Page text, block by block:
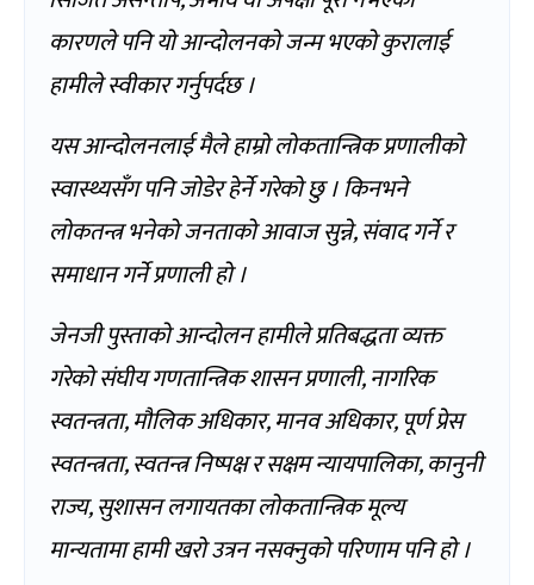
कारणले पनि यो आन्दोलनको जन्म भएको कुरालाई
हामीले स्वीकार गर्नुपर्दछ ।
यस आन्दोलनलाई मैले हाम्रो लोकतान्त्रिक प्रणालीको
स्वास्थ्यसँग पनि जोडेर हेर्ने गरेको छु । किनभने
लोकतन्त्र भनेको जनताको आवाज सुन्ने, संवाद गर्ने र
समाधान गर्ने प्रणाली हो ।
जेनजी पुस्ताको आन्दोलन हामीले प्रतिबद्धता व्यक्त
गरेको संघीय गणतान्त्रिक शासन प्रणाली, नागरिक
स्वतन्त्रता, मौलिक अधिकार, मानव अधिकार, पूर्ण प्रेस
स्वतन्त्रता, स्वतन्त्र निष्पक्ष र सक्षम न्यायपालिका, कानुनी
राज्य, सुशासन लगायतका लोकतान्त्रिक मूल्य
मान्यतामा हामी खरो उत्रन नसक्नुको परिणाम पनि हो ।